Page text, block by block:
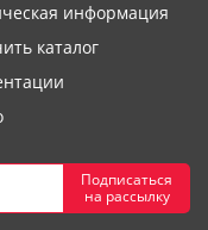
информация
каталог
Подписаться
на рассылку